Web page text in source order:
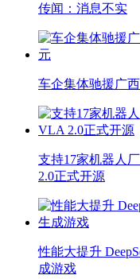
传闻：消息不实
车企集体驰援广
支持17家机器人
2.0正式开源
性能大提升
成游戏